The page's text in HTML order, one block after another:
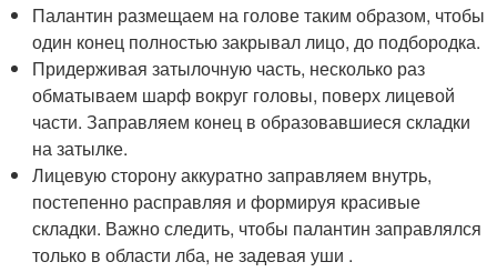
Палантин размещаем на голове таким образом, чтобы
один конец полностью закрывал лицо, до подбородка.
Придерживая затылочную часть, несколько раз
обматываем шарф вокруг головы, поверх лицевой
части. Заправляем конец в образовавшиеся складки
на затылке.
Лицевую сторону аккуратно заправляем внутрь,
постепенно расправляя и формируя красивые
складки. Важно следить, чтобы палантин заправлялся
только в области лба, не задевая уши .